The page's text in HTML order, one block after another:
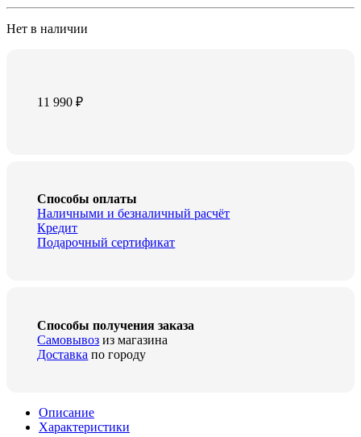
Нет в наличии
11 990₽
Способы оплаты
Наличными и безналичный расчёт
Кредит
Подарочный сертификат
Способы получения заказа
Самовывоз из магазина
Доставка по городу
Описание
Характеристики